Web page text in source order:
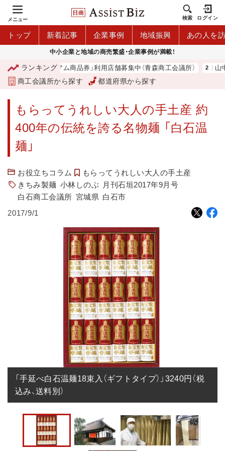
メニュー 検索 ログイン
トップ 新着記事 企業事例 地域振興 あの人を
中小企業と地域の商売繁盛・企業事例が満載！
ランキング
「青森市プレミアム商品券」利用店舗募集中（青森商工会議所） 山中伸
商工会議所から探す 都道府県から探す
もらってうれしい大人の手土産 約
400年の伝統を誇る名物麺 「白石温
麺」
お役立ちコラム
もらってうれしい大人の手土産
きちみ製麺 小林しのぶ
月刊石垣2017年9月号
白石商工会議所 宮城県 白石市
2017/9/1
「手延べ白石温麺18束入（ギフトタイプ）」3240円（税
込み、送料別）